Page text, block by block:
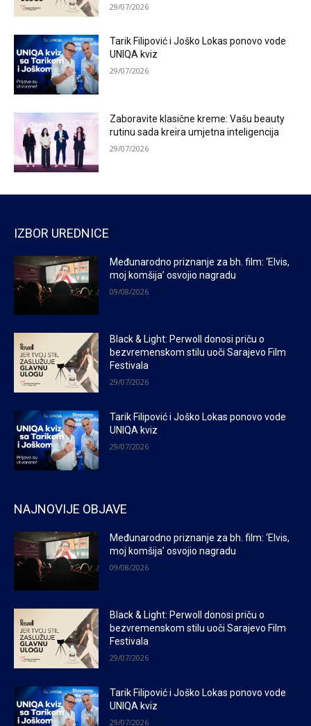
29/07/2026
Tarik Filipović i Joško Lokas ponovo vode
UNIQA kviz
29/07/2026
Zaboravite klasične kreme: Vašu beauty
rutinu sada kreira umjetna inteligencija
29/07/2026
IZBOR UREDNICE
Međunarodno priznanje za bh. film: ‘Elvis,
moj komšija’ osvojio nagradu
09/08/2026
Black & Light: Perwoll donosi priču o
bezvremenskom stilu uoči Sarajevo Film
Festivala
29/07/2026
Tarik Filipović i Joško Lokas ponovo vode
UNIQA kviz
29/07/2026
NAJNOVIJE OBJAVE
Međunarodno priznanje za bh. film: ‘Elvis,
moj komšija’ osvojio nagradu
09/08/2026
Black & Light: Perwoll donosi priču o
bezvremenskom stilu uoči Sarajevo Film
Festivala
29/07/2026
Tarik Filipović i Joško Lokas ponovo vode
UNIQA kviz
29/07/2026